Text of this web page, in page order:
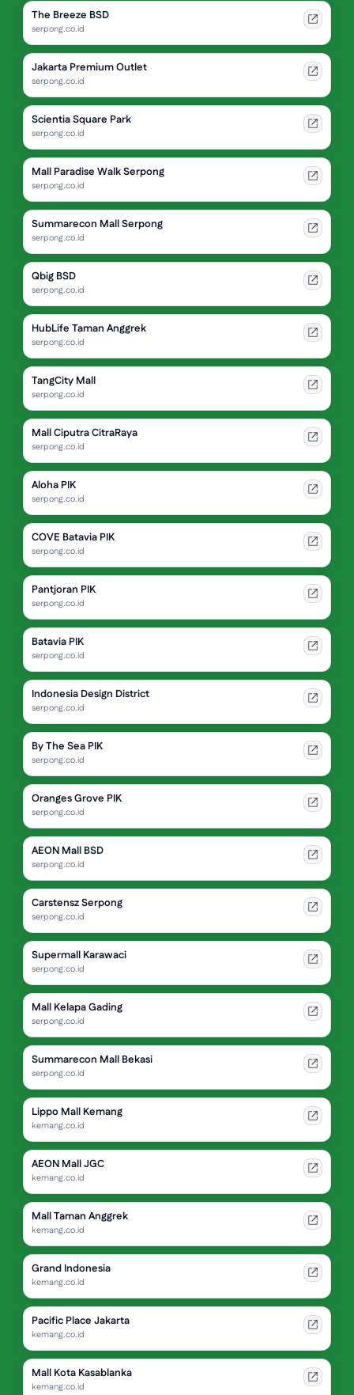
The Breeze BSD
serpong.co.id
Jakarta Premium Outlet
serpong.co.id
Scientia Square Park
serpong.co.id
Mall Paradise Walk Serpong
serpong.co.id
Summarecon Mall Serpong
serpong.co.id
Qbig BSD
serpong.co.id
HubLife Taman Anggrek
serpong.co.id
TangCity Mall
serpong.co.id
Mall Ciputra CitraRaya
serpong.co.id
Aloha PIK
serpong.co.id
COVE Batavia PIK
serpong.co.id
Pantjoran PIK
serpong.co.id
Batavia PIK
serpong.co.id
Indonesia Design District
serpong.co.id
By The Sea PIK
serpong.co.id
Oranges Grove PIK
serpong.co.id
AEON Mall BSD
serpong.co.id
Carstensz Serpong
serpong.co.id
Supermall Karawaci
serpong.co.id
Mall Kelapa Gading
serpong.co.id
Summarecon Mall Bekasi
serpong.co.id
Lippo Mall Kemang
kemang.co.id
AEON Mall JGC
kemang.co.id
Mall Taman Anggrek
kemang.co.id
Grand Indonesia
kemang.co.id
Pacific Place Jakarta
kemang.co.id
Mall Kota Kasablanka
kemang.co.id